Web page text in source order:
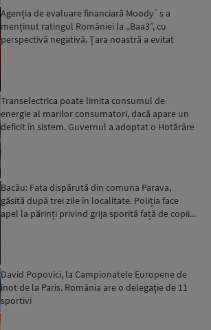
Agenția de evaluare financiară Moody`s a
menținut ratingul României la „Baa3”, cu
perspectivă negativă. Țara noastră a evitat
Transelectrica poate limita consumul de
energie al marilor consumatori, dacă apare un
deficit în sistem. Guvernul a adoptat o Hotărâre
Bacău: Fata dispărută din comuna Parava,
găsită după trei zile în localitate. Poliția face
apel la părinți privind grija sporită față de copii...
David Popovici, la Campionatele Europene de
înot de la Paris. România are o delegație de 11
sportivi